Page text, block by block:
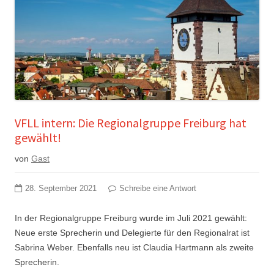
VFLL intern: Die Regionalgruppe Freiburg hat
gewählt!
von Gast
28. September 2021 Schreibe eine Antwort
In der Regionalgruppe Freiburg wurde im Juli 2021 gewählt:
Neue erste Sprecherin und Delegierte für den Regionalrat ist
Sabrina Weber. Ebenfalls neu ist Claudia Hartmann als zweite
Sprecherin.